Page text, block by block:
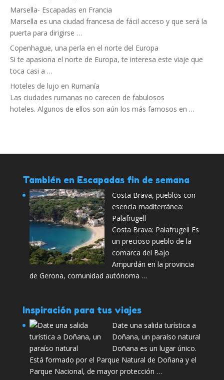
Marsella- Escapadas en Francia
Marsella es una ciudad francesa de fácil acceso y que será la
puerta para dirigirse …
Copenhague, una perla en el norte del Europa
Si te apasiona el norte de Europa, te interesa este viaje que
toca casi a …
Hoteles de lujo en Rumanía
Las ciudades rumanas no carecen de fabulosos
hoteles. Algunos de ellos son aún los más famosos en …
También en Escapadas fin de semana
Costa Brava, pueblos con
esencia maditerránea:
Palafrugell
Costa Brava: Palafrugell Es
un precioso pueblo de la
comarca del Bajo
Ampurdán en la provincia
de Gerona, comunidad autónoma …
Inspiración para tus viajes
Date una salida turística a
Doñana, un paraíso natural
Doñana es un lugar único.
Está formado por el Parque Natural de Doñana y el
Parque Nacional, de mayor protección …